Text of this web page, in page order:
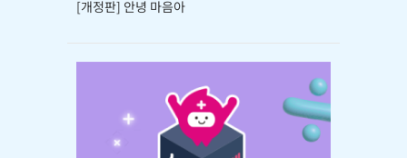
[개정판] 안녕 마음아